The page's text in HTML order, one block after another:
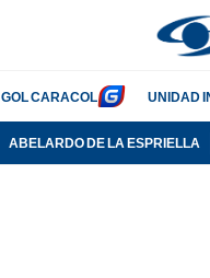
GOL CARACOL UNIDAD
ABELARDO DE LA ESPRIELLA